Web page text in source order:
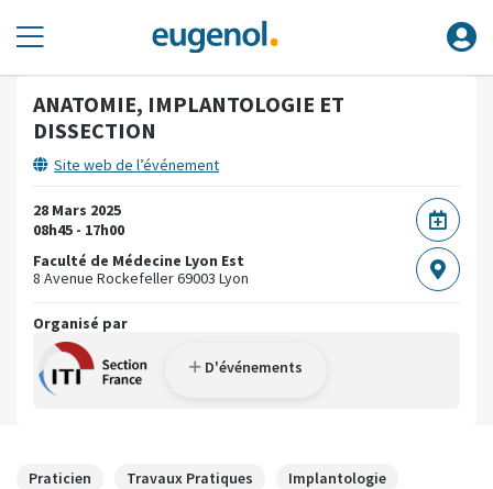
ANATOMIE, IMPLANTOLOGIE ET
DISSECTION
Site web de l’événement
28 Mars 2025
08h45 - 17h00
Faculté de Médecine Lyon Est
8 Avenue Rockefeller69003 Lyon
Organisé par
D'événements
Praticien Travaux Pratiques Implantologie